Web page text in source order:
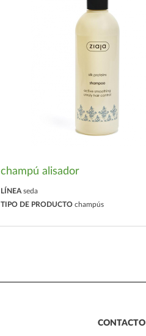
champú alisador
LÍNEA seda
TIPO DE PRODUCTO champús
CONTACTO